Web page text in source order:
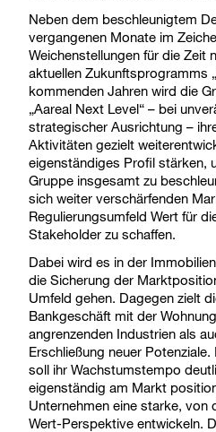
Neben dem beschleunigtem
vergangenen Monate im
Weichenstellungen für die Zeit
aktuellen Zukunftsprogramms
kommenden Jahren wird die
„Aareal Next Level“ – bei
strategischer Ausrichtung –
Aktivitäten gezielt
eigenständiges Profil stärken,
Gruppe insgesamt zu
sich weiter verschärfenden
Regulierungsumfeld Wert für
Stakeholder zu schaffen.
Dabei wird es in der
die Sicherung der
Umfeld gehen. Dagegen zielt
Bankgeschäft mit der
angrenzenden Industrien als
Erschließung neuer
soll ihr Wachstumstempo
eigenständig am Markt
Unternehmen eine starke, von
Wert-Perspektive entwickeln.